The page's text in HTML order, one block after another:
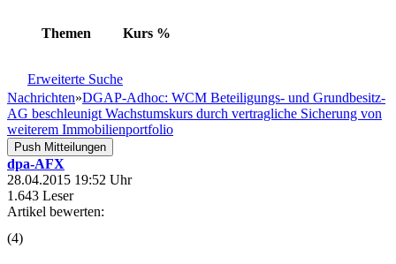
Themen Kurs %
Erweiterte Suche
Nachrichten»DGAP-Adhoc: WCM Beteiligungs- und Grundbesitz-
AG beschleunigt Wachstumskurs durch vertragliche Sicherung von
weiterem Immobilienportfolio
Push Mitteilungen
dpa-AFX
28.04.2015 19:52 Uhr
1.643 Leser
Artikel bewerten:
(4)